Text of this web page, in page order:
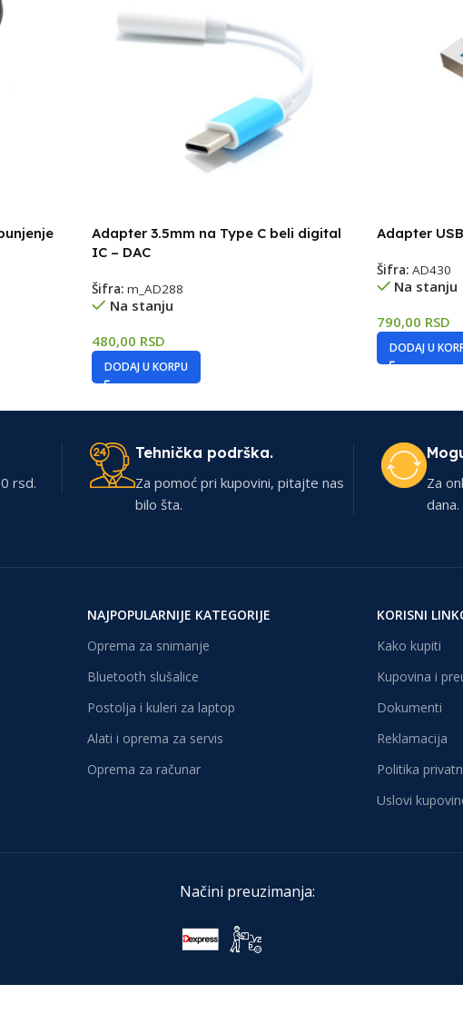
Adapter 3.5mm na Type C beli digital
IC – DAC
Šifra:m_AD288
Na stanju
480,00 RSD
DODAJ U KORPU
Adapter
Šifra: AD430
Na stanju
790,00 RSD
DODAJ U
rsd.
Tehnička podrška.
Za pomoć pri kupovini, pitajte nas
bilo šta.
Za
dana.
NAJPOPULARNIJE KATEGORIJE
Oprema za snimanje
Bluetooth slušalice
Postolja i kuleri za laptop
Alati i oprema za servis
Oprema za računar
KORISNI
Kako kupiti
Kupovina i
Dokumenti
Reklamacija
Politika
Uslovi
Načini preuzimanja: